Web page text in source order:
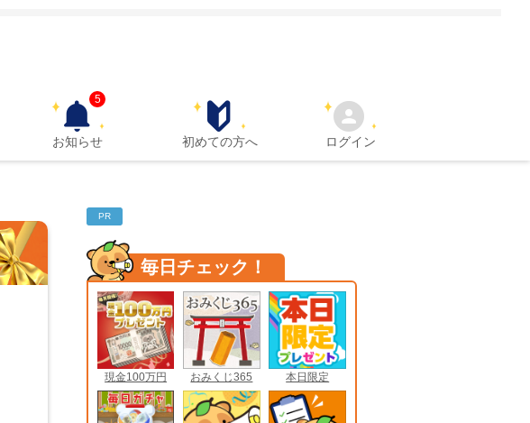
お知らせ
5
初めての方へ ログイン
PR
毎日チェック！
現金100万円 おみくじ365 本日限定